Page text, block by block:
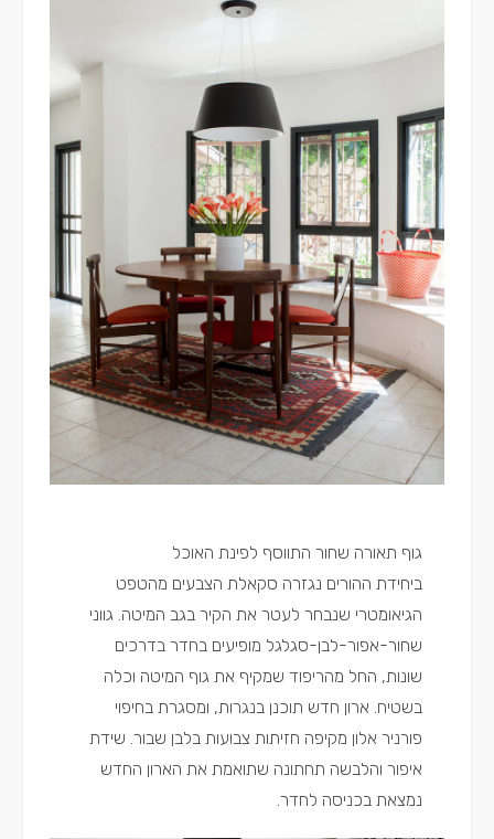
גוף תאורה שחור התווסף לפינת האוכל
ביחידת ההורים נגזרה סקאלת הצבעים מהטפט
הגיאומטרי שנבחר לעטר את הקיר בגב המיטה. גווני
שחור-אפור-לבן-סגלגל מופיעים בחדר בדרכים
שונות, החל מהריפוד שמקיף את גוף המיטה וכלה
בשטיח. ארון חדש תוכנן בנגרות, ומסגרת בחיפוי
פורניר אלון מקיפה חזיתות צבועות בלבן שבור. שידת
איפור והלבשה תחתונה שתואמת את הארון החדש
נמצאת בכניסה לחדר.